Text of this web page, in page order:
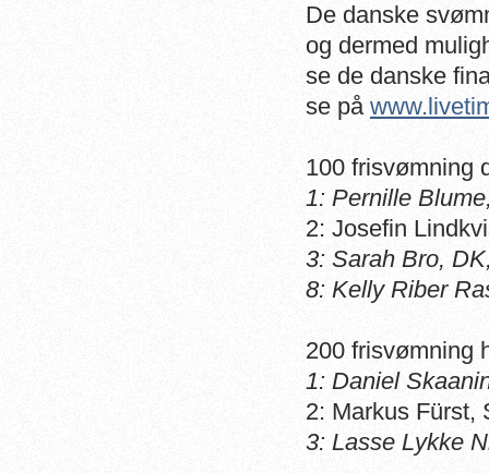
De danske
og dermed
se de danske
se på
100 frisvømning
1: Pernille
2: Josefin
3: Sarah Bro,
8: Kelly Riber
200 frisvømning
1: Daniel
2: Markus Fürst,
3: Lasse Lykke